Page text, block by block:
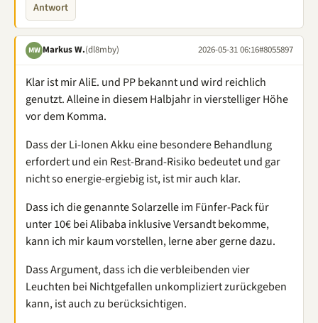
Antwort
MW Markus W.(dl8mby) 2026-05-31 06:16#8055897
Klar ist mir AliE. und PP bekannt und wird reichlich
genutzt. Alleine in diesem Halbjahr in vierstelliger Höhe
vor dem Komma.
Dass der Li-Ionen Akku eine besondere Behandlung
erfordert und ein Rest-Brand-Risiko bedeutet und gar
nicht so energie-ergiebig ist, ist mir auch klar.
Dass ich die genannte Solarzelle im Fünfer-Pack für
unter 10€ bei Alibaba inklusive Versandt bekomme,
kann ich mir kaum vorstellen, lerne aber gerne dazu.
Dass Argument, dass ich die verbleibenden vier
Leuchten bei Nichtgefallen unkompliziert zurückgeben
kann, ist auch zu berücksichtigen.